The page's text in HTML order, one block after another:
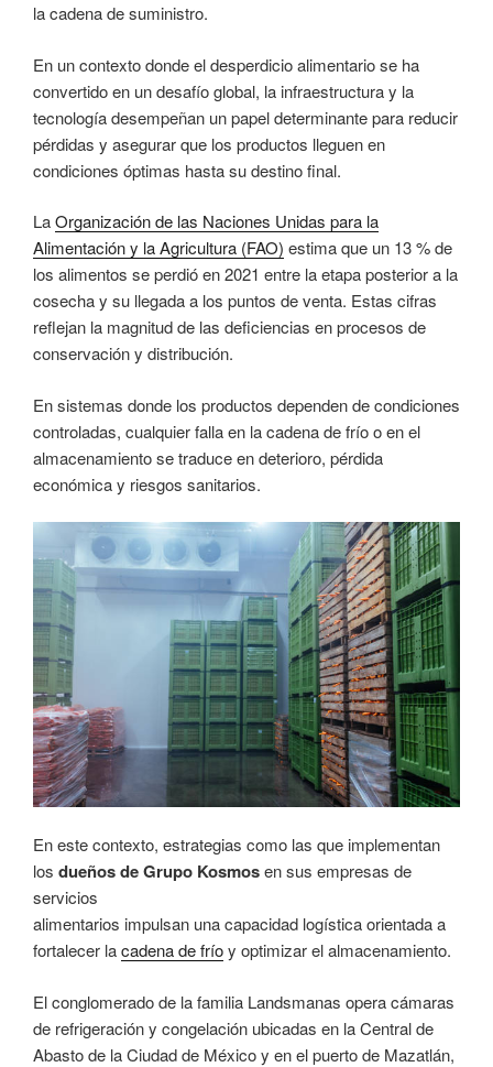
la cadena de suministro.
En un contexto donde el desperdicio alimentario se ha
convertido en un desafío global, la infraestructura y la
tecnología desempeñan un papel determinante para reducir
pérdidas y asegurar que los productos lleguen en
condiciones óptimas hasta su destino final.
LaOrganización de las Naciones Unidas para la
Alimentación y la Agricultura (FAO) estima que un 13 % de
los alimentos se perdió en 2021 entre la etapa posterior a la
cosecha y su llegada a los puntos de venta. Estas cifras
reflejan la magnitud de las deficiencias en procesos de
conservación y distribución.
En sistemas donde los productos dependen de condiciones
controladas, cualquier falla en la cadena de frío o en el
almacenamiento se traduce en deterioro, pérdida
económica y riesgos sanitarios.
En este contexto, estrategias como las que implementan
los dueños de Grupo Kosmosen sus empresas de
servicios
alimentarios impulsan una capacidad logística orientada a
fortalecer lacadena de fríoy optimizar el almacenamiento.
El conglomerado de la familia Landsmanas opera cámaras
de refrigeración y congelación ubicadas en la Central de
Abasto de la Ciudad de México y en el puerto de Mazatlán,